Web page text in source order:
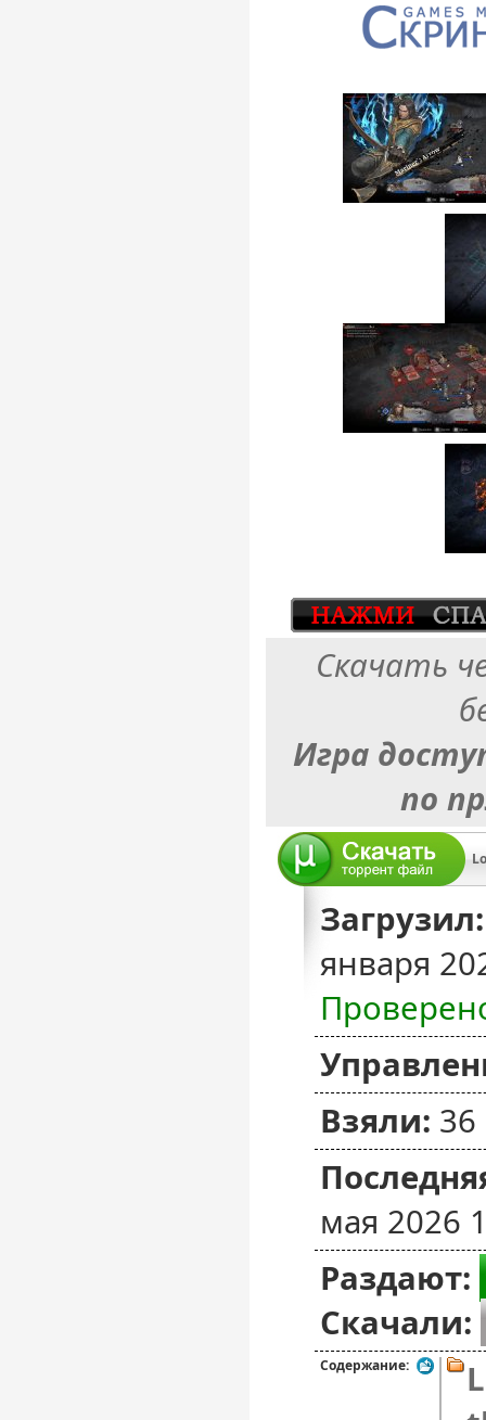
Скачать
Игра
по
Загрузил:
января
Взяли:
мая 2026
Раздают:
Скачали:
Содержание: